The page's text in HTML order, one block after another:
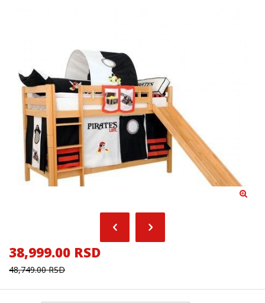
38,999.00 RSD
48,749.00 RSD